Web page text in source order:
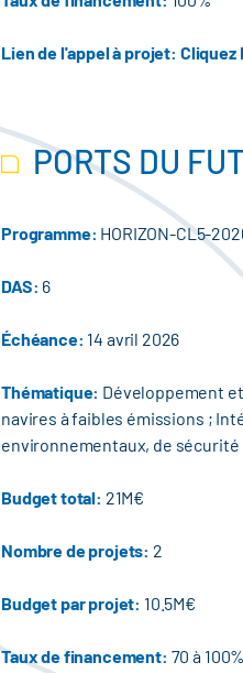
Lien de l'appel à projet: Cliquez
PORTS DU
Programme: HORIZON-CL5-
DAS: 6
Échéance: 14 avril 2026
Thématique: Développement
navires à faibles émissions ;
environnementaux, de sécurité
Budget total: 21M€
Nombre de projets: 2
Budget par projet: 10.5M€
Taux de financement: 70 à